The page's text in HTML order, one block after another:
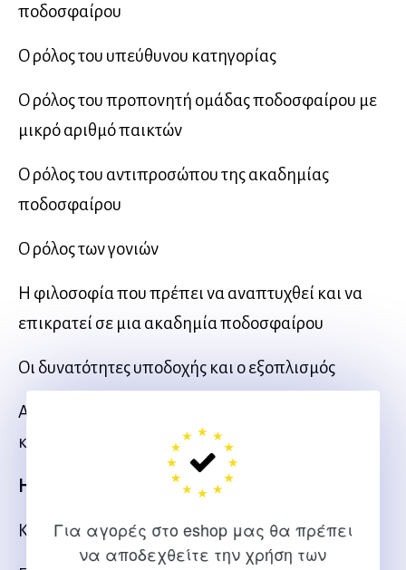
Για αγορές στο eshop μας θα πρέπει
να αποδεχθείτε την χρήση των
ποδοσφαίρου
Ο ρόλος του υπεύθυνου κατηγορίας
Ο ρόλος του προπονητή ομάδας ποδοσφαίρου με
μικρό αριθμό παικτών
Ο ρόλος του αντιπροσώπου της ακαδημίας
ποδοσφαίρου
Ο ρόλος των γονιών
Η φιλοσοφία που πρέπει να αναπτυχθεί και να
επικρατεί σε μια ακαδημία ποδοσφαίρου
Οι δυνατότητες υποδοχής και ο εξοπλισμός
Αριθμός εβδομαδιαίων προπονήσεων ανά
κατηγορία
Η ΠΡΟΠΟΝΗΣΗ ΤΩΝ ΑΡΧΑΡΙΩΝ
Κατηγορία Αρχαρίων